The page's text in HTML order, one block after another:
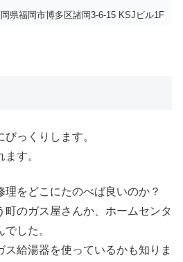
県福岡市博多区諸岡3-6-15 KSJビル1F
っくりします。
す。
をどこにたのべば良いのか？
町のガス屋さんか、ホームセンタ
した。
ス給湯器を使っているかも知りま